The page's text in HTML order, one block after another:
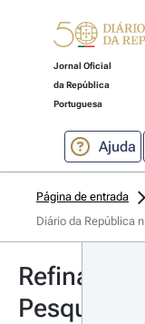
Jornal Oficial
da República
Portuguesa
Ajuda
Página de entrada
Diário da República
Refinar
Pesquisa